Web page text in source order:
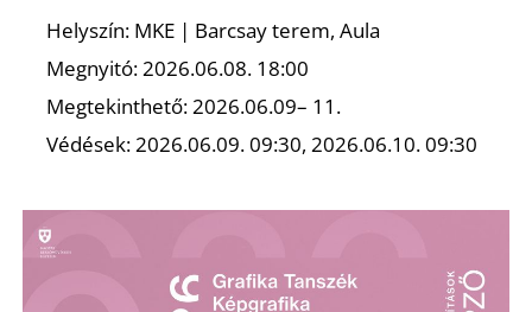
Helyszín: MKE | Barcsay terem, Aula
Megnyitó: 2026.06.08. 18:00
Megtekinthető: 2026.06.09– 11.
Védések: 2026.06.09. 09:30, 2026.06.10. 09:30